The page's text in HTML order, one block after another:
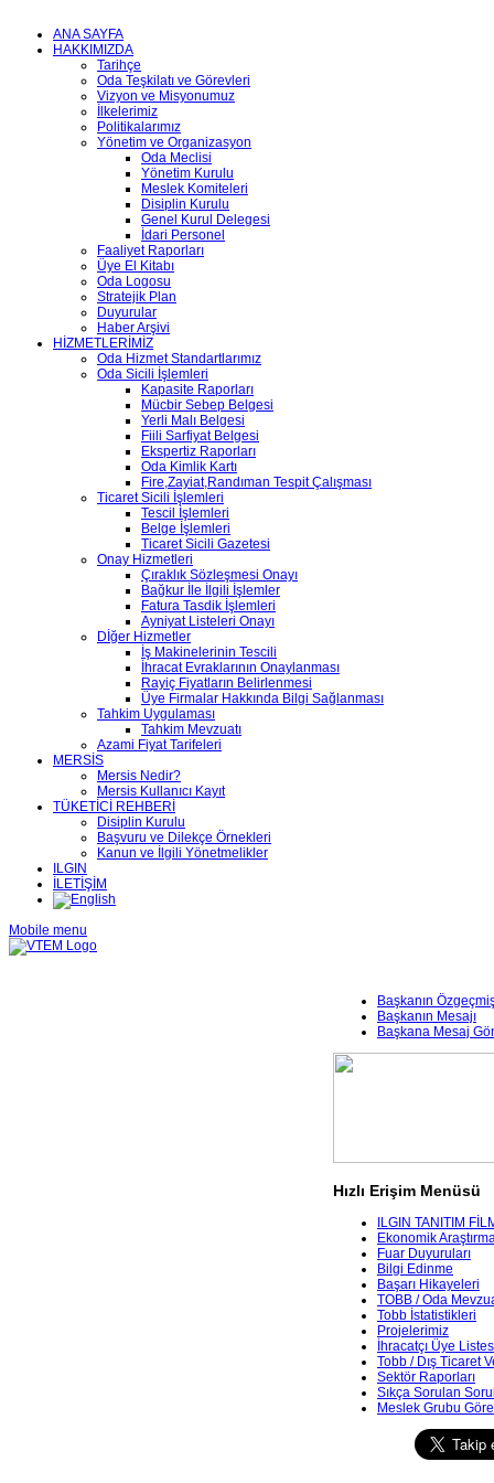
ANA SAYFA
HAKKIMIZDA
Tarihçe
Oda Teşkilatı ve Görevleri
Vizyon ve Misyonumuz
İlkelerimiz
Politikalarımız
Yönetim ve Organizasyon
Oda Meclisi
Yönetim Kurulu
Meslek Komiteleri
Disiplin Kurulu
Genel Kurul Delegesi
İdari Personel
Faaliyet Raporları
Üye El Kitabı
Oda Logosu
Stratejik Plan
Duyurular
Haber Arşivi
HİZMETLERİMİZ
Oda Hizmet Standartlarımız
Oda Sicili İşlemleri
Kapasite Raporları
Mücbir Sebep Belgesi
Yerli Malı Belgesi
Fiili Sarfiyat Belgesi
Ekspertiz Raporları
Oda Kimlik Kartı
Fire,Zayiat,Randıman Tespit Çalışması
Ticaret Sicili İşlemleri
Tescil İşlemleri
Belge İşlemleri
Ticaret Sicili Gazetesi
Onay Hizmetleri
Çıraklık Sözleşmesi Onayı
Bağkur İle İlgili İşlemler
Fatura Tasdik İşlemleri
Ayniyat Listeleri Onayı
Dİğer Hizmetler
İş Makinelerinin Tescili
İhracat Evraklarının Onaylanması
Rayiç Fiyatların Belirlenmesi
Üye Firmalar Hakkında Bilgi Sağlanması
Tahkim Uygulaması
Tahkim Mevzuatı
Azami Fiyat Tarifeleri
MERSİS
Mersis Nedir?
Mersis Kullanıcı Kayıt
TÜKETİCİ REHBERİ
Disiplin Kurulu
Başvuru ve Dilekçe Örnekleri
Kanun ve İlgili Yönetmelikler
ILGIN
İLETİŞİM
Mobile menu
Başkanın
Başkanın Mesajı
Başkana Mesaj
Hızlı Erişim Menüsü
ILGIN TANITIM
Ekonomik
Fuar Duyuruları
Bilgi Edinme
Başarı Hikayeleri
TOBB / Oda
Tobb İstatistikleri
Projelerimiz
İhracatçı Üye
Tobb / Dış Ticaret
Sektör Raporları
Sıkça Sorulan
Meslek Grubu